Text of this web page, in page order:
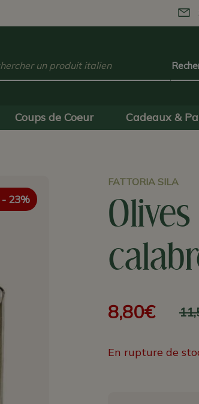
Coups de Coeur Cadeaux &
FATTORIA SILA
8,80€
- 23%
En rupture de